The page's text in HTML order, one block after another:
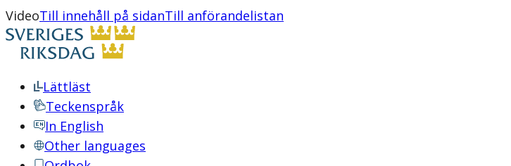
VideoTill innehåll på sidanTill anförandelistan
Lättläst
Teckenspråk
In English
Other languages